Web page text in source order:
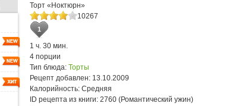
Торт «Ноктюрн»
10267
1
1 ч. 30 мин.
4 порции
Тип блюда: Торты
Рецепт добавлен: 13.10.2009
Калорийность: Средняя
ID рецепта из книги: 2760 (Романтический ужин)